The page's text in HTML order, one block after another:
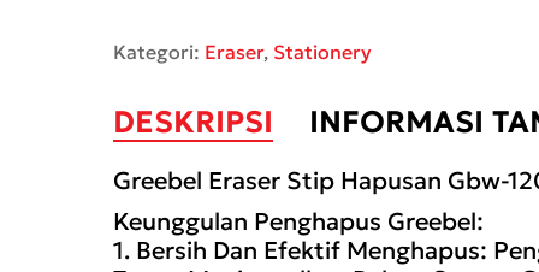
Kategori: Eraser, Stationery
DESKRIPSI INFORMASI
Greebel Eraser Stip Hapusan Gbw-
Keunggulan Penghapus Greebel:
1. Bersih Dan Efektif Menghapus: